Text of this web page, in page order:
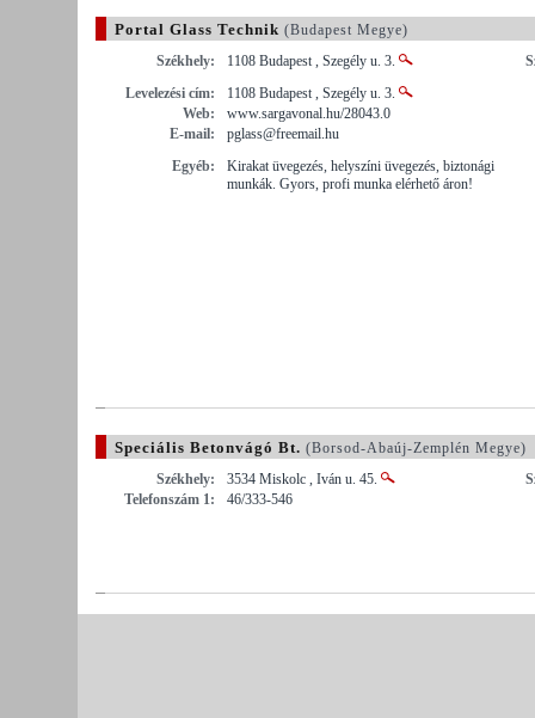
Portal Glass Technik (Budapest Megye)
Székhely:
1108 Budapest , Szegély u. 3.
Levelezési cím:
1108 Budapest , Szegély u. 3.
Web:
www.sargavonal.hu/28043.0
E-mail:
pglass@freemail.hu
Egyéb:
Kirakat üvegezés, helyszíni üvegezés, biztonági
munkák. Gyors, profi munka elérhető áron!
Speciális Betonvágó Bt. (Borsod-Abaúj-Zemplén Megye)
Székhely:
3534 Miskolc , Iván u. 45.
Telefonszám 1:
46/333-546